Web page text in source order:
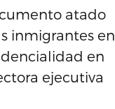
atado
inmigrantes en
en
ejecutiva